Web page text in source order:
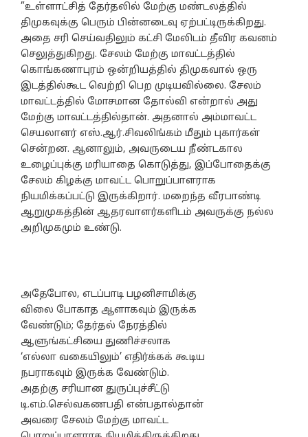
”உள்ளாட்சித் தேர்தலில் மேற்கு மண்டலத்தில்
திமுகவுக்கு பெரும் பின்னடைவு ஏற்பட்டிருக்கிறது.
அதை சரி செய்வதிலும் கட்சி மேலிடம் தீவிர கவனம்
செலுத்துகிறது. சேலம் மேற்கு மாவட்டத்தில்
கொங்கணாபுரம் ஒன்றியத்தில் திமுகவால் ஒரு
இடத்தில்கூட வெற்றி பெற முடியவில்லை. சேலம்
மாவட்டத்தில் மோசமான தோல்வி என்றால் அது
மேற்கு மாவட்டத்தில்தான். அதனால் அம்மாவட்ட
செயலாளர் எஸ்.ஆர்.சிவலிங்கம் மீதும் புகார்கள்
சென்றன. ஆனாலும், அவருடைய நீண்டகால
உழைப்புக்கு மரியாதை கொடுத்து, இப்போதைக்கு
சேலம் கிழக்கு மாவட்ட பொறுப்பாளராக
நியமிக்கப்பட்டு இருக்கிறார். மறைந்த வீரபாண்டி
ஆறுமுகத்தின் ஆதரவாளர்களிடம் அவருக்கு நல்ல
அறிமுகமும் உண்டு.
அதேபோல, எடப்பாடி பழனிசாமிக்கு
விலை போகாத ஆளாகவும் இருக்க
வேண்டும்; தேர்தல் நேரத்தில்
ஆளுங்கட்சியை துணிச்சலாக
‘எல்லா வகையிலும்’ எதிர்க்கக் கூடிய
நபராகவும் இருக்க வேண்டும்.
அதற்கு சரியான துருப்புச்சீட்டு
டி.எம்.செல்வகணபதி என்பதால்தான்
அவரை சேலம் மேற்கு மாவட்ட